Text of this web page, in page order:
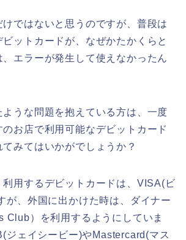
けではないと思うのですが、普段は
ットカードが、なぜかたかくらと
、エラーが発生して使えなかったん
うな問題を抱えている方は、一度
お店で利用可能なデビットカード
みてはいかがでしょうか？
利用するデビットカードは、VISA(ビ
が、外国に出かけた時は、ダイナー
Club）を利用するようにしていま
ジェイシービー)やMastercard(マス